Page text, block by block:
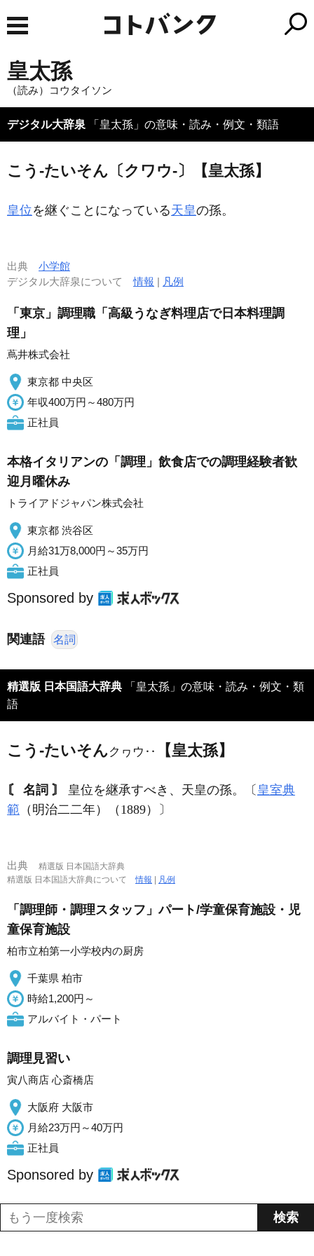
皇太孫
（読み）コウタイソン
デジタル大辞泉 「皇太孫」の意味・読み・例文・類語
こう‐たいそん〔クワウ‐〕【皇太孫】
皇位を継ぐことになっている天皇の孫。
出典 小学館
デジタル大辞泉について情報 | 凡例
「東京」調理職「高級うなぎ料理店で日本料理調
理」
蔦井株式会社
東京都 中央区
年収400万円～480万円
正社員
本格イタリアンの「調理」飲食店での調理経験者歓
迎月曜休み
トライアドジャパン株式会社
東京都 渋谷区
月給31万8,000円～35万円
正社員
Sponsored by
関連語 名詞
精選版 日本国語大辞典 「皇太孫」の意味・読み・例文・類
語
こう‐たいそんクヮウ‥ 【皇太孫】
〘 名詞 〙 皇位を継承すべき、天皇の孫。〔皇室典
範 （明治二二年）（1889）〕
出典
精選版 日本国語大辞典
精選版 日本国語大辞典について情報 | 凡例
「調理師・調理スタッフ」パート/学童保育施設・児
童保育施設
柏市立柏第一小学校内の厨房
千葉県 柏市
時給1,200円～
アルバイト・パート
調理見習い
寅八商店 心斎橋店
大阪府 大阪市
月給23万円～40万円
正社員
Sponsored by